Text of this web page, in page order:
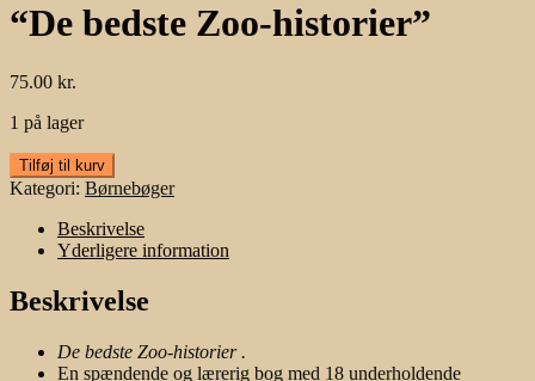
“De bedste Zoo-historier”
75.00 kr.
1 på lager
"De
bedste
historier"
antal
Tilføj til kurv
Kategori: Børnebøger
Beskrivelse
Yderligere information
Beskrivelse
De bedste Zoo-historier .
En spændende og lærerig bog med 18 underholdende